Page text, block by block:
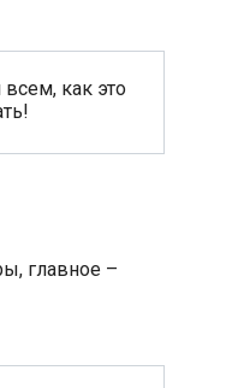
всем, как это
главное –